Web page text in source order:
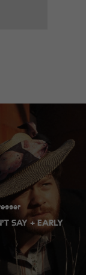
SAY + EARLY